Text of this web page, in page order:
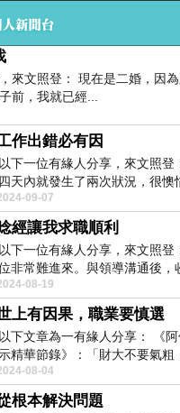
來文照登： 現在是二婚，因
前，我就已經...
作出錯必有因
以下一位有緣人分享，來文照登
四天內就發生了兩次狀況，很懊
事務...
09-07
經讓我求職順利
以下一位有緣人分享，來文照登
非常難進來。與領導溝通後，
下很...
08-19
上有因果，職業要慎選
以下文章為一有緣人分享： 《
精華節錄》：「財大不要氣粗
亂性...
08-04
根本解決問題